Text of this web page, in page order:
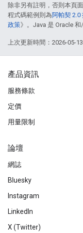
除非另有註明，否則本頁
程式碼範例則為阿帕契 2.0
政策》。Java 是 Oracle
上次更新時間：2026-05-
產品資訊
服務條款
定價
用量限制
論壇
網誌
Bluesky
Instagram
LinkedIn
X (Twitter)